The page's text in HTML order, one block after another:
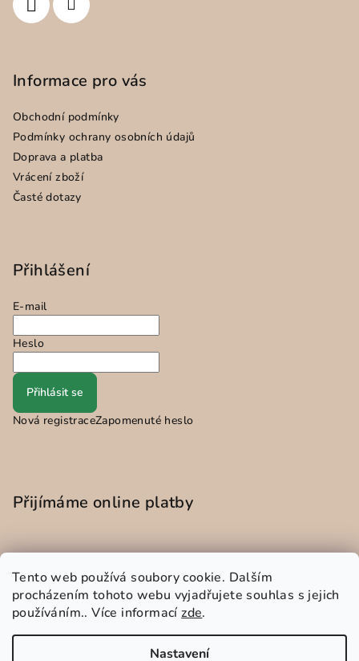
Tento web používá soubory cookie. Dalším
procházením tohoto webu vyjadřujete souhlas s jejich
používáním.. Více informacízde.
Nastavení
Informace pro vás
Obchodní podmínky
Podmínky ochrany osobních údajů
Doprava a platba
Vrácení zboží
Časté dotazy
Přihlášení
E-mail
Heslo
Přihlásit se
Nová registraceZapomenuté heslo
Přijímáme online platby
Instagram